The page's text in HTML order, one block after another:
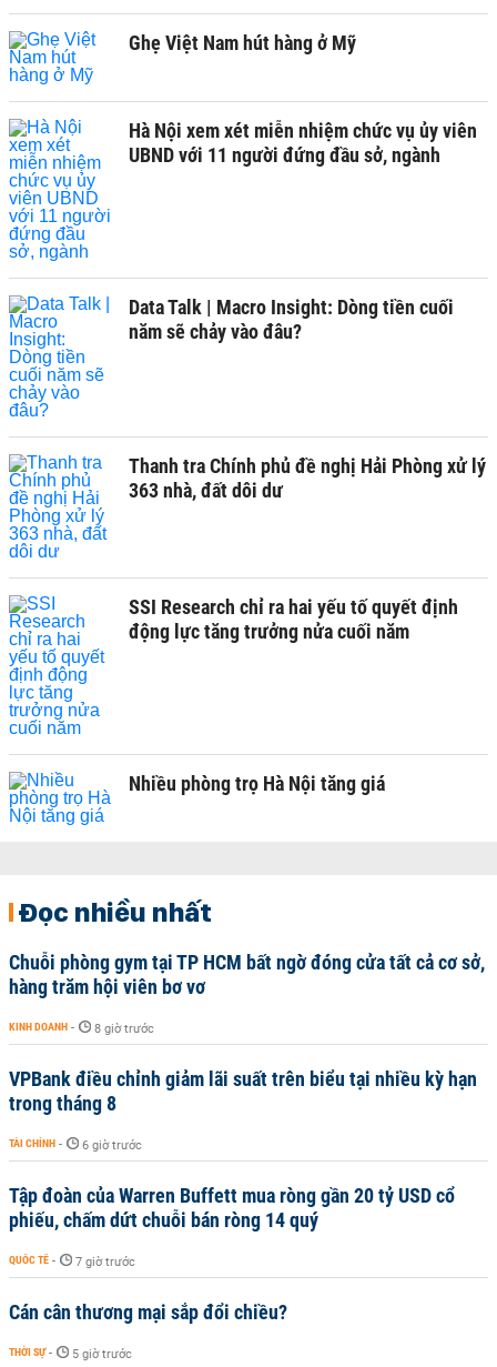
Ghẹ Việt Nam hút hàng ở Mỹ
Hà Nội xem xét miễn nhiệm chức vụ ủy viên
UBND với 11 người đứng đầu sở, ngành
Data Talk | Macro Insight: Dòng tiền cuối
năm sẽ chảy vào đâu?
Thanh tra Chính phủ đề nghị Hải Phòng xử lý
363 nhà, đất dôi dư
SSI Research chỉ ra hai yếu tố quyết định
động lực tăng trưởng nửa cuối năm
Nhiều phòng trọ Hà Nội tăng giá
Đọc nhiều nhất
Chuỗi phòng gym tại TP HCM bất ngờ đóng cửa tất cả cơ sở,
hàng trăm hội viên bơ vơ
KINH DOANH - 8 giờ trước
VPBank điều chỉnh giảm lãi suất trên biểu tại nhiều kỳ hạn
trong tháng 8
TÀI CHÍNH - 6 giờ trước
Tập đoàn của Warren Buffett mua ròng gần 20 tỷ USD cổ
phiếu, chấm dứt chuỗi bán ròng 14 quý
QUỐC TẾ - 7 giờ trước
Cán cân thương mại sắp đổi chiều?
THỜI SỰ - 5 giờ trước